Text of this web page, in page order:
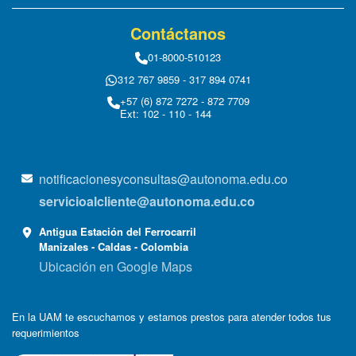
Contáctanos
01-8000-510123
312 767 9859 - 317 894 0741
+57 (6) 872 7272 - 872 7709
Ext: 102 - 110 - 144
notificacionesyconsultas@autonoma.edu.co
servicioalcliente@autonoma.edu.co
Antigua Estación del Ferrocarril
Manizales - Caldas - Colombia
Ubicación en Google Maps
En la UAM te escuchamos y estamos prestos para atender todos tus
requerimientos